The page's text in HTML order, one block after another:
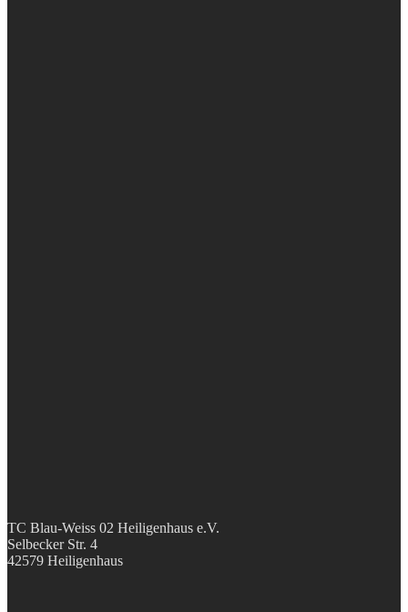
TC Blau-Weiss 02 Heiligenhaus e.V.
Selbecker Str. 4
42579 Heiligenhaus